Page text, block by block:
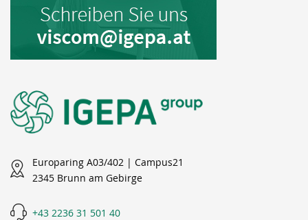
Europaring A03/402 | Campus21
2345 Brunn am Gebirge
+43 2236 31 501 40